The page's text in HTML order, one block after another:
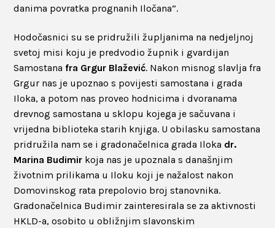
danima povratka prognanih Iločana”.
Hodočasnici su se pridružili župljanima na nedjeljnoj
svetoj misi koju je predvodio župnik i gvardijan
Samostanafra Grgur Blažević. Nakon misnog slavlja fra
Grgur nas je upoznao s povijesti samostana i grada
Iloka, a potom nas proveo hodnicima i dvoranama
drevnog samostana u sklopu kojega je sačuvana i
vrijedna biblioteka starih knjiga. U obilasku samostana
pridružila nam se i gradonačelnica grada Iloka dr.
Marina Budimir koja nas je upoznala s današnjim
životnim prilikama u Iloku koji je nažalost nakon
Domovinskog rata prepolovio broj stanovnika.
Gradonačelnica Budimir zainteresirala se za aktivnosti
HKLD-a, osobito u obližnjim slavonskim